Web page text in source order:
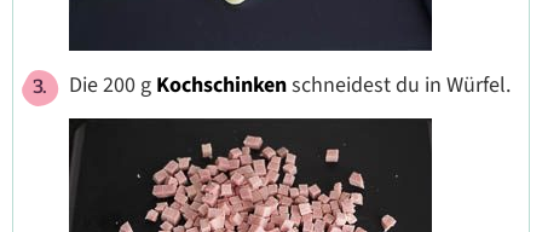
Die 200 g Kochschinkenschneidest du in Würfel.